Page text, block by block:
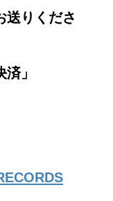
送りくださ
」